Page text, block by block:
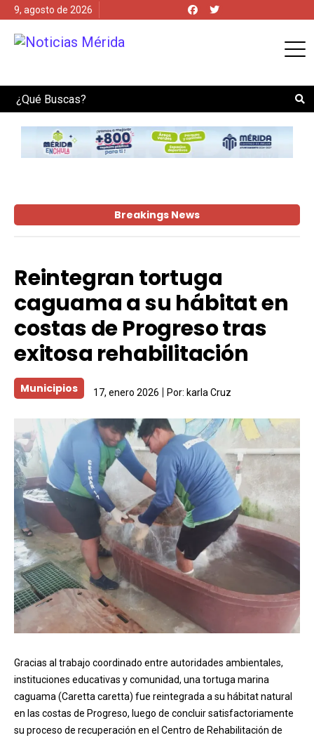
9, agosto de 2026
Search
Breakings News
Reintegran tortuga
caguama a su hábitat en
costas de Progreso tras
exitosa rehabilitación
Municipios 17, enero 2026 Por: karla Cruz
Gracias al trabajo coordinado entre autoridades ambientales,
instituciones educativas y comunidad, una tortuga marina
caguama (Caretta caretta) fue reintegrada a su hábitat natural
en las costas de Progreso, luego de concluir satisfactoriamente
su proceso de recuperación en el Centro de Rehabilitación de